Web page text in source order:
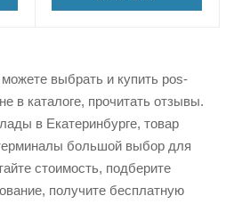
выбрать и купить pos-
в каталоге, прочитать отзывы.
в Екатеринбурге, товар
большой выбор для
стоимость, подберите
получите бесплатную